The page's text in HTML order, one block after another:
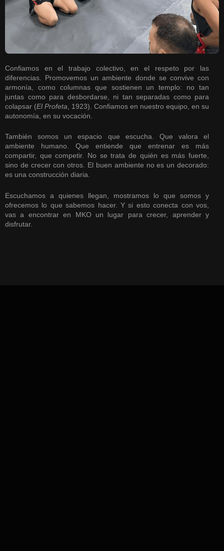
Confiamos en el trabajo colectivo, en el respeto por las
diferencias. Promovemos un ambiente donde se convive con
armonía, como columnas que sostienen un templo: no tan
juntas como para desbordarse, ni tan separadas como para
colapsar (El Profeta , 1923). Confiamos en nuestro equipo, en su
autonomía, en su vocación.
También somos un espacio que escucha. Que valora el
ambiente humano. Que entiende que entrenar es más
compartir, que competir. No se trata de quién es más fuerte,
sino de crecer con otros. El buen ambiente no es un decorado:
es una construcción diaria.
Escuchamos a quienes llegan, mostramos lo que somos y
ofrecemos lo que sabemos hacer. Y si esto conecta con vos,
vas a encontrar en MKO un lugar para crecer, aprender y
disfrutar.